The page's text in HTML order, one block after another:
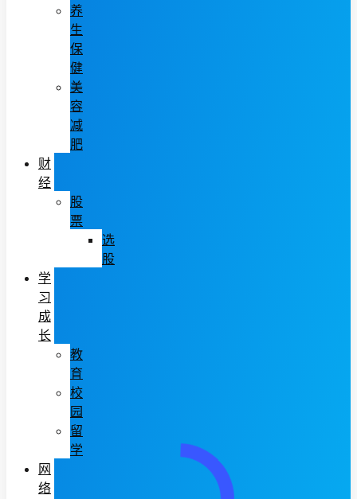
养
生
保
健
美
容
减
肥
财
经
股
票
选
股
学
习
成
长
教
育
校
园
留
学
网
络